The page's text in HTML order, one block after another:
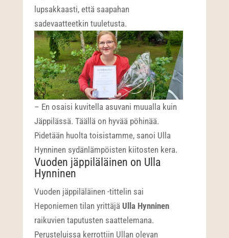
lupsakkaasti, että saapahan
sadevaatteetkin tuuletusta.
– En osaisi kuvitella asuvani muualla kuin
Jäppilässä. Täällä on hyvää pöhinää.
Pidetään huolta toisistamme, sanoi Ulla
Hynninen sydänlämpöisten kiitosten kera.
Vuoden jäppiläläinen on Ulla
Hynninen
Vuoden jäppiläläinen -tittelin sai
Heponiemen tilan yrittäjä Ulla Hynninen
raikuvien taputusten saattelemana.
Perusteluissa kerrottiin Ullan olevan